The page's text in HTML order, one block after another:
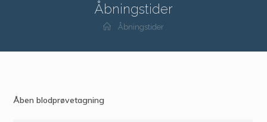
Åbningstider
Åbningstider
Åben blodprøvetagning